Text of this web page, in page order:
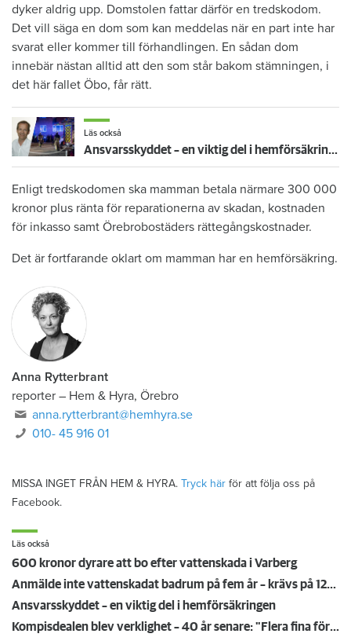
dyker aldrig upp. Domstolen fattar därför en tredskodom.
Det vill säga en dom som kan meddelas när en part inte har
svarat eller kommer till förhandlingen. En sådan dom
innebär nästan alltid att den som står bakom stämningen, i
det här fallet Öbo, får rätt.
Läs också
Ansvarsskyddet – en viktig del i hemförsäkringen
Enligt tredskodomen ska mamman betala närmare 300 000
kronor plus ränta för reparationerna av skadan, kostnaden
för inkasso samt Örebrobostäders rättegångskostnader.
Det är fortfarande oklart om mamman har en hemförsäkring.
Anna Rytterbrant
reporter – Hem & Hyra, Örebro
anna.rytterbrant@hemhyra.se
010- 45 916 01
MISSA INGET FRÅN HEM & HYRA. Tryck här för att följa oss på
Facebook.
Läs också
600 kronor dyrare att bo efter vattenskada i Varberg
Anmälde inte vattenskadat badrum på fem år – krävs på 125 000 kronor
Ansvarsskyddet – en viktig del i hemförsäkringen
Kompisdealen blev verklighet – 40 år senare: "Flera fina fördelar med att dela bostad"